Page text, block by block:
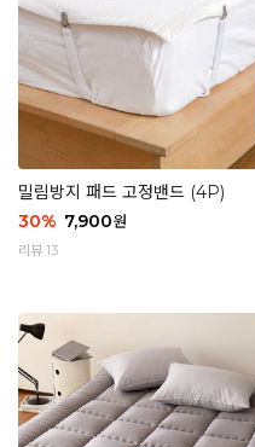
밀림방지 패드 고정밴드 (4P)
30% 7,900원
리뷰 13